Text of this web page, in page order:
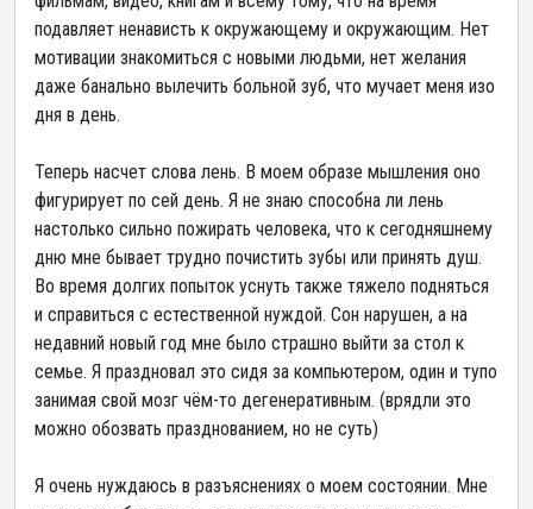
подавляет ненависть к окружающему и окружающим. Нет
мотивации знакомиться с новыми людьми, нет желания
даже банально вылечить больной зуб, что мучает меня изо
дня в день.
Теперь насчет слова лень. В моем образе мышления оно
фигурирует по сей день. Я не знаю способна ли лень
настолько сильно пожирать человека, что к сегодняшнему
дню мне бывает трудно почистить зубы или принять душ.
Во время долгих попыток уснуть также тяжело подняться
и справиться с естественной нуждой. Сон нарушен, а на
недавний новый год мне было страшно выйти за стол к
семье. Я праздновал это сидя за компьютером, один и тупо
занимая свой мозг чём-то дегенеративным. (врядли это
можно обозвать празднованием, но не суть)
Я очень нуждаюсь в разъяснениях о моем состоянии. Мне